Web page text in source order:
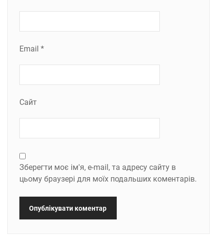
Email *
Сайт
Зберегти моє ім'я, e-mail, та адресу сайту в
цьому браузері для моїх подальших коментарів.